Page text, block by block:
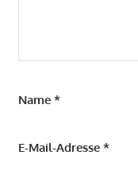
Name *
E-Mail-Adresse *